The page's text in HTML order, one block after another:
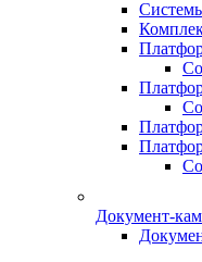
Документ-